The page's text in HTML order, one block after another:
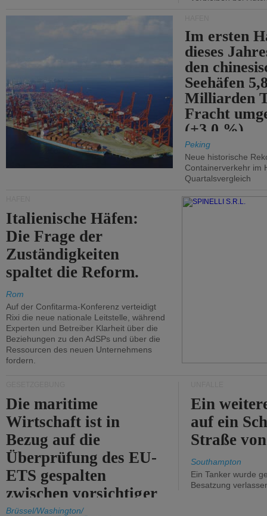
Im ersten
dieses
den
Seehäfen
Milliarden
Fracht
(+3,0 %).
Peking
Neue historische
Containerverkehr im
Quartalsvergleich
Italienische Häfen:
Die Frage der
Zuständigkeiten
spaltet die Reform.
Rom
Auf der Confitarma-Konferenz verteidigt
Rixi die neue nationale Leitstelle, während
Experten und Betreiber Klarheit über die
Beziehungen zu den AdSPs und über die
Ressourcen des neuen Unternehmens
fordern.
Die maritime
Wirtschaft ist in
Bezug auf die
Überprüfung des EU-
ETS gespalten
zwischen vorsichtiger
Unterstützung und
Brüssel/Washington/
Ein
auf ein
Straße
Southampton
Ein Tanker wurde
Besatzung